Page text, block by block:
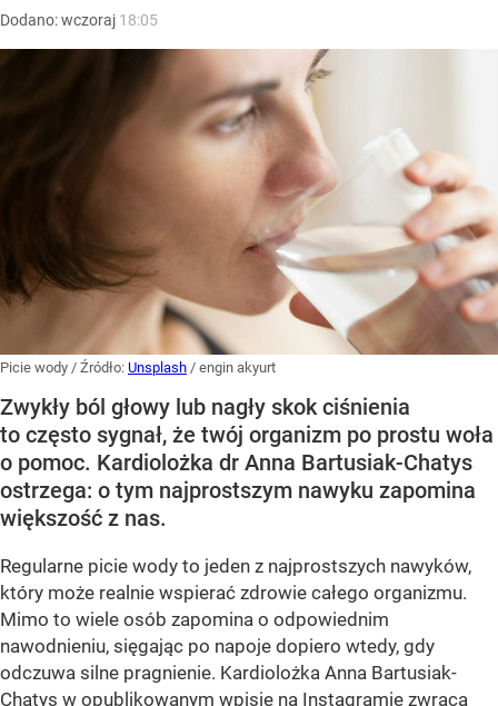
Dodano:wczoraj 18:05
Picie wody / Źródło: Unsplash / engin akyurt
Zwykły ból głowy lub nagły skok ciśnienia
to często sygnał, że twój organizm po prostu woła
o pomoc. Kardiolożka dr Anna Bartusiak-Chatys
ostrzega: o tym najprostszym nawyku zapomina
większość z nas.
Regularne picie wody to jeden z najprostszych nawyków,
który może realnie wspierać zdrowie całego organizmu.
Mimo to wiele osób zapomina o odpowiednim
nawodnieniu, sięgając po napoje dopiero wtedy, gdy
odczuwa silne pragnienie. Kardiolożka Anna Bartusiak-
Chatys w opublikowanym wpisie na Instagramie zwraca